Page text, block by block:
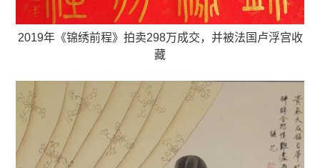
2019年《锦绣前程》拍卖298万成交，并被法国卢浮宫收
藏